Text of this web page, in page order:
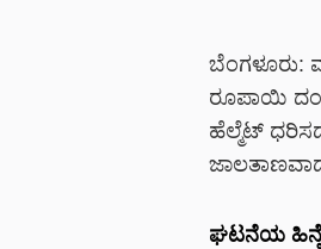
ಬೆಂಗಳೂರು:
ರೂಪಾಯಿ
ಹೆಲ್ಮೆಟ್
ಘಟನೆಯ